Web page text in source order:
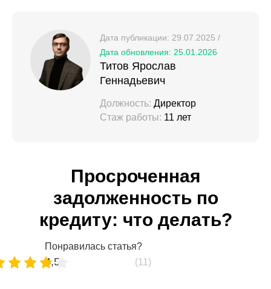
Дата публикации: 29.07.2025 /
Дата обновления: 25.01.2026
Титов Ярослав
Геннадьевич
Должность: Директор
Стаж работы: 11 лет
Просроченная
задолженность по
кредиту: что делать?
Понравилась статья?
4,5 (11)